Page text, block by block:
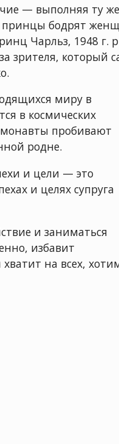
— выполняя ту же
принцы бодрят
Чарльз, 1948 г.
зрителя, который
миру в
в космических
пробивают
родне.
и цели — это
и целях супруга
и заниматься
избавит
на всех,